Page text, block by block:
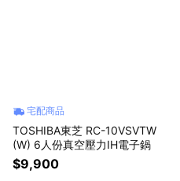
宅配商品
TOSHIBA東芝 RC-10VSVTW
(W) 6人份真空壓力IH電子鍋
$9,900